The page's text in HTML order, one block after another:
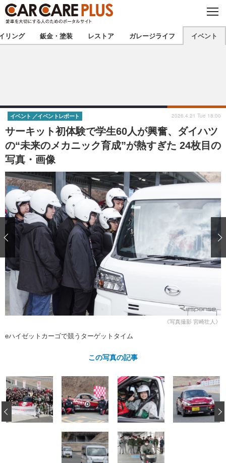
C
O
S
E
★カーケアプラス認定★ 厳選プロショップを地域から探す
甲信越 北陸
東海 関西
中国
九州 沖縄
注目の記事
ショップレポート 愛車 File
自動車豆知識 ストップ！不具合修理＆粗悪修理
鈑金・塗装
ディテイリング
ディテイリング 洗車
ヘッドライト磨き
フィルム・ラッピング
鈑金・塗装
小キズ直し
特集記事
ストップ 不具合修理＆粗悪修理
カーメーカー「旧車」関連プロジェ
クト
ショップ紹介
ショップレポート プロショップ検索
レストア
カーメーカー「旧車」関連プロジ
イベント
リング 鈑金・塗装 レストア ガレージライフ イベント
サーキット初体験で学生60人が興奮、ダイハツ
の“未来のメカニック育成”が熱すぎた 24枚目の
写真・画像
イベント イベントレポート 2026.4.21 Tue 18:00
《写真撮影 宮崎壮人》
eハイゼットカーゴで競うターゲットタイム
この写真の記事
‹